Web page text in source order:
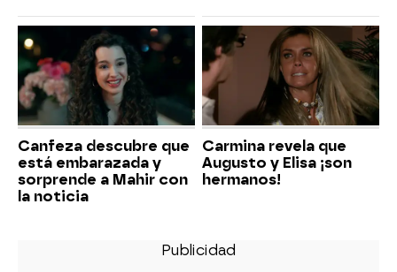
Canfeza descubre que
está embarazada y
sorprende a Mahir con
la noticia
Carmina revela que
Augusto y Elisa ¡son
hermanos!